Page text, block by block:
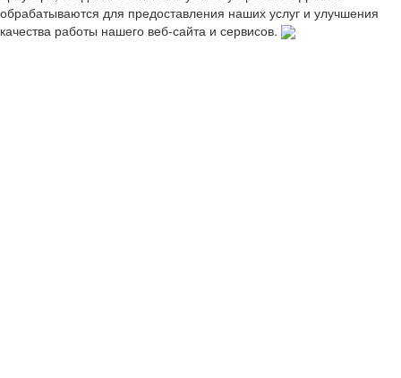
обрабатываются для предоставления наших услуг и улучшения
качества работы нашего веб-сайта и сервисов.